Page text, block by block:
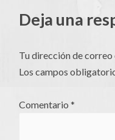
artículos
Deja una
Tu dirección de
Los campos
Comentario*